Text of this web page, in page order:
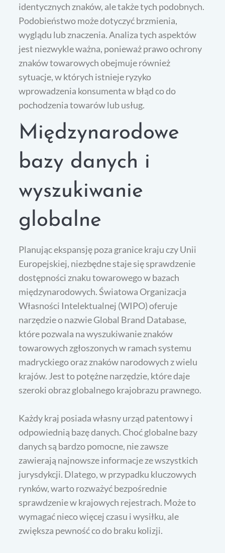
identycznych znaków, ale także tych podobnych.
Podobieństwo może dotyczyć brzmienia,
wyglądu lub znaczenia. Analiza tych aspektów
jest niezwykle ważna, ponieważ prawo ochrony
znaków towarowych obejmuje również
sytuacje, w których istnieje ryzyko
wprowadzenia konsumenta w błąd co do
pochodzenia towarów lub usług.
Międzynarodowe
bazy danych i
wyszukiwanie
globalne
Planując ekspansję poza granice kraju czy Unii
Europejskiej, niezbędne staje się sprawdzenie
dostępności znaku towarowego w bazach
międzynarodowych. Światowa Organizacja
Własności Intelektualnej (WIPO) oferuje
narzędzie o nazwie Global Brand Database,
które pozwala na wyszukiwanie znaków
towarowych zgłoszonych w ramach systemu
madryckiego oraz znaków narodowych z wielu
krajów. Jest to potężne narzędzie, które daje
szeroki obraz globalnego krajobrazu prawnego.
Każdy kraj posiada własny urząd patentowy i
odpowiednią bazę danych. Choć globalne bazy
danych są bardzo pomocne, nie zawsze
zawierają najnowsze informacje ze wszystkich
jurysdykcji. Dlatego, w przypadku kluczowych
rynków, warto rozważyć bezpośrednie
sprawdzenie w krajowych rejestrach. Może to
wymagać nieco więcej czasu i wysiłku, ale
zwiększa pewność co do braku kolizji.